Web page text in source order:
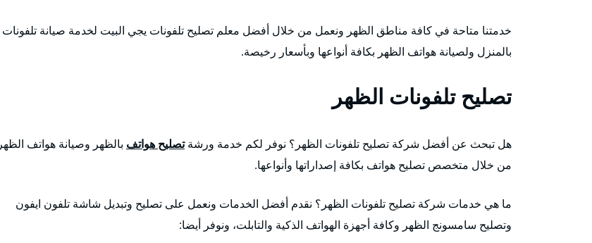
خدمتنا متاحة في كافة مناطق الظهر ونعمل من خلال أفضل معلم تصليح تلفونات يجي البيت لخدمة صيانة تلفونات
بالمنزل ولصيانة هواتف الظهر بكافة أنواعها وبأسعار رخيصة.
تصليح تلفونات الظهر
هل تبحث عن أفضل شركة تصليح تلفونات الظهر؟ نوفر لكم خدمة ورشةتصليح هواتف بالظهر وصيانة هواتف الظهر
من خلال متخصص تصليح هواتف بكافة إصداراتها وأنواعها.
ما هي خدمات شركة تصليح تلفونات الظهر؟ نقدم أفضل الخدمات ونعمل على تصليح وتبديل شاشة تلفون ايفون
وتصليح سامسونج الظهر وكافة أجهزة الهواتف الذكية والتابلت، ونوفر أيضا: